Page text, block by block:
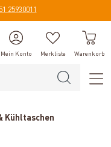
25930011
Mein Konto Merkliste Warenkorb
Kühltaschen